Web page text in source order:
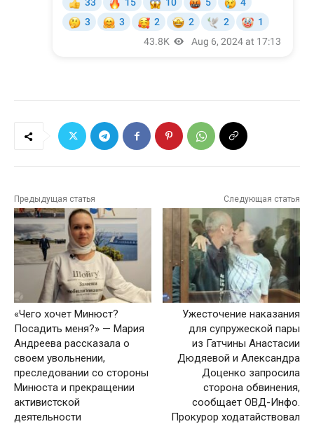
Предыдущая статья
«Чего хочет Минюст?
Посадить меня?» — Мария
Андреева рассказала о
своем увольнении,
преследовании со стороны
Минюста и прекращении
активистской
деятельности
Следующая статья
Ужесточение наказания
для супружеской пары
из Гатчины Анастасии
Дюдяевой и Александра
Доценко запросила
сторона обвинения,
сообщает ОВД-Инфо.
Прокурор ходатайствовал